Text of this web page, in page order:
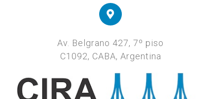
Av. Belgrano 427, 7º piso
C1092, CABA, Argentina